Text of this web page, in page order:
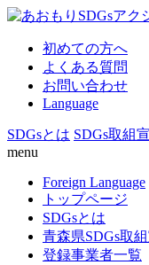
初めての方へ
よくある質問
お問い合わせ
Language
SDGsとは SDGs取組
menu
Foreign Language
トップページ
SDGsとは
青森県SDGs取
登録事業者一覧